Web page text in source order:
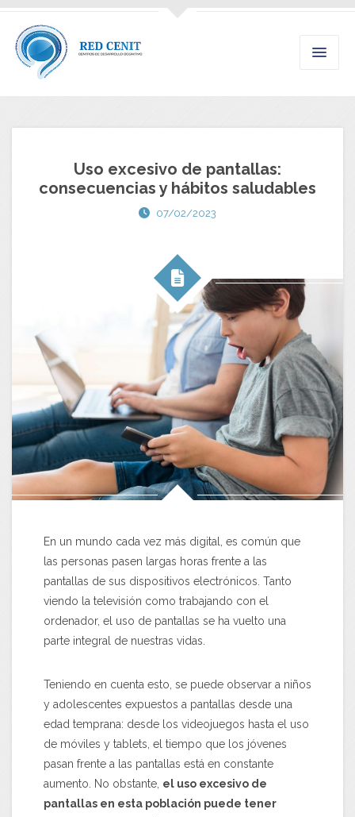
Uso excesivo de pantallas:
consecuencias y hábitos saludables
07/02/2023
En un mundo cada vez más digital, es común que
las personas pasen largas horas frente a las
pantallas de sus dispositivos electrónicos. Tanto
viendo la televisión como trabajando con el
ordenador, el uso de pantallas se ha vuelto una
parte integral de nuestras vidas.
Teniendo en cuenta esto, se puede observar a niños
y adolescentes expuestos a pantallas desde una
edad temprana: desde los videojuegos hasta el uso
de móviles y tablets, el tiempo que los jóvenes
pasan frente a las pantallas está en constante
aumento. No obstante, el uso excesivo de
pantallas en esta población puede tener